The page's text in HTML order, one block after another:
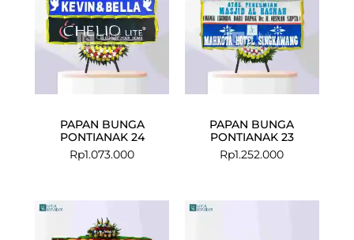
PAPAN BUNGA
PONTIANAK 24
Rp1.073.000
PAPAN BUNGA
PONTIANAK 23
Rp1.252.000